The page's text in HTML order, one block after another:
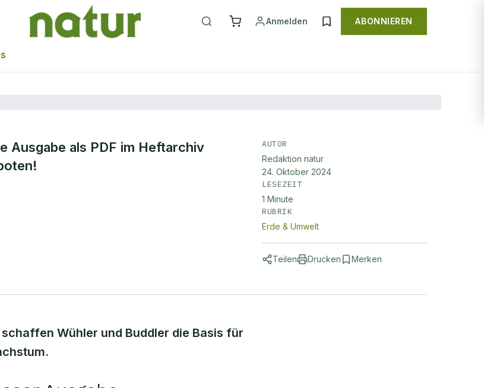
Anmelden ABONNIEREN
Ausgabe als PDF im Heftarchiv
AUTOR
Redaktion natur
24. Oktober 2024
LESEZEIT
1 Minute
RUBRIK
Erde & Umwelt
Teilen Drucken Merken
Wühler und Buddler die Basis für